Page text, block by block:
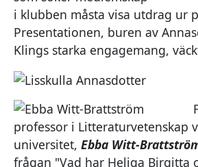
i klubben måsta visa utdrag ur
Presentationen, buren av
Klings starka engagemang,
professor i Litteraturvetenskap
universitet, Ebba Witt-
frågan "Vad har Heliga Birgitta